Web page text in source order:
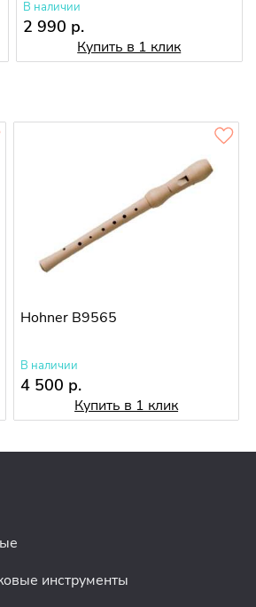
В наличии
2 990 р.
Купить в 1 клик
Hohner B9565
В наличии
4 500 р.
Купить в 1 клик
инструменты